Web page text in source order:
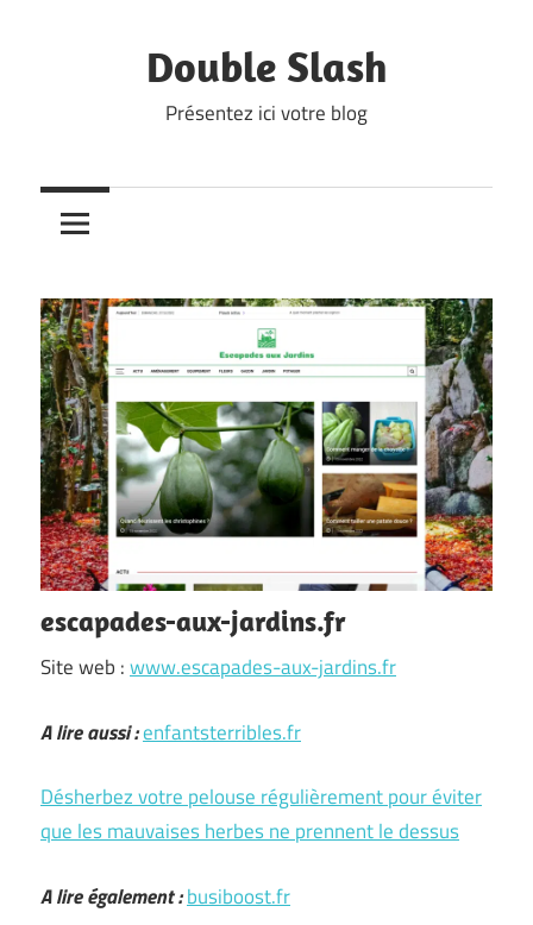
Double Slash
Présentez ici votre blog
escapades-aux-jardins.fr
Site web :www.escapades-aux-jardins.fr
A lire aussi :enfantsterribles.fr
Désherbez votre pelouse régulièrement pour éviter
que les mauvaises herbes ne prennent le dessus
A lire également :busiboost.fr